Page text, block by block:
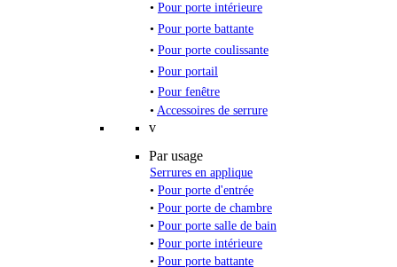
• Pour porte intérieure
• Pour porte battante
• Pour porte coulissante
• Pour portail
• Pour fenêtre
• Accessoires de serrure
v
Par usage
Serrures en applique
• Pour porte d'entrée
• Pour porte de chambre
• Pour porte salle de bain
• Pour porte intérieure
• Pour porte battante